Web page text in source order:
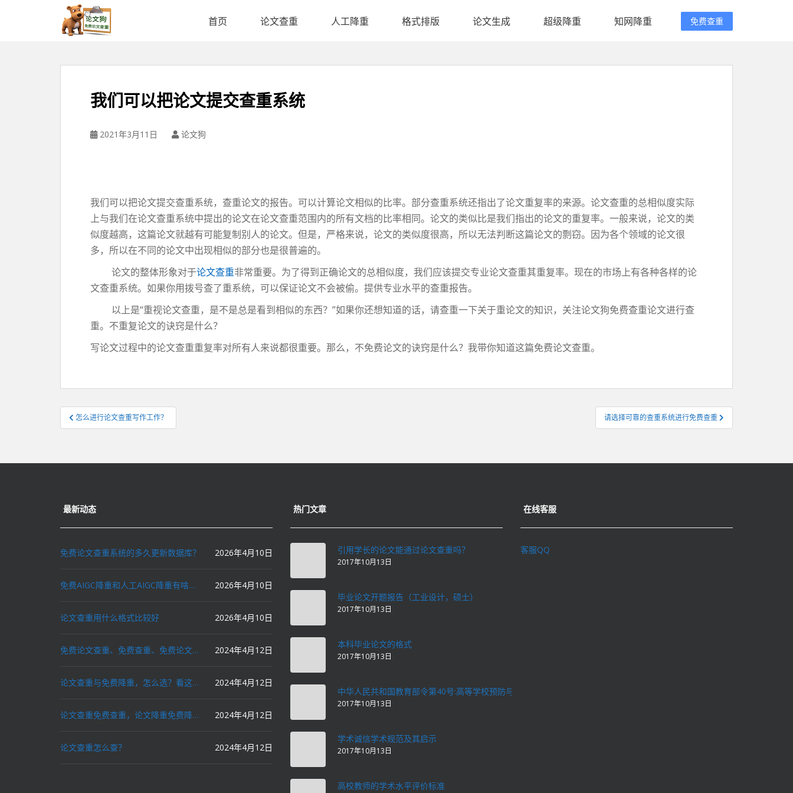
首页 论文查重 人工降重 格式排版 论文生成 超级降重 知网降重 免费查重
我们可以把论文提交查重系统
2021年3月11日 论文狗
我们可以把论文提交查重系统，查重论文的报告。可以计算论文相似的比率。部分查重系统还指出了论文重复率的来源。论文查重的总相似度实际
上与我们在论文查重系统中提出的论文在论文查重范围内的所有文档的比率相同。论文的类似比是我们指出的论文的重复率。一般来说，论文的类
似度越高，这篇论文就越有可能复制别人的论文。但是，严格来说，论文的类似度很高，所以无法判断这篇论文的剽窃。因为各个领域的论文很
多，所以在不同的论文中出现相似的部分也是很普遍的。
论文的整体形象对于论文查重非常重要。为了得到正确论文的总相似度，我们应该提交专业论文查重其重复率。现在的市场上有各种各样的论
文查重系统。如果你用拨号查了重系统，可以保证论文不会被偷。提供专业水平的查重报告。
以上是“重视论文查重，是不是总是看到相似的东西？”如果你还想知道的话，请查重一下关于重论文的知识，关注论文狗免费查重论文进行查
重。不重复论文的诀窍是什么？
写论文过程中的论文查重重复率对所有人来说都很重要。那么，不免费论文的诀窍是什么？我带你知道这篇免费论文查重。
文
章
航
怎么进行论文查重写作工作？ 请选择可靠的查重系统进行免费查重
最新动态
免费论文查重系统的多久更新数据库？ 2026年4月10日
免费AIGC降重和人工AIGC降重有啥区别？ 2026年4月10日
论文查重用什么格式比较好 2026年4月10日
免费论文查重、免费查重、免费论文降重、免费降重、智能降重、一键降重、降低AIGC写作率、AI写论文，这些名词你了解吗？ 2024年4月12日
论文查重与免费降重，怎么选？看这里就对了！ 2024年4月12日
论文查重免费查重，论文降重免费降重，机器降重，人工降重，降低AIGC写作率，ai写论文，都要选论文狗和paperdog以及文思慧达！ 2024年4月12日
论文查重怎么查？ 2024年4月12日
热门文章
引用学长的论文能通过论文查重吗？
2017年10月13日
毕业论文开题报告（工业设计，硕士）
2017年10月13日
本科毕业论文的格式
2017年10月13日
中华人民共和国教育部令第40号:高等学校预防与处理学术不端行为办法
2017年10月13日
学术诚信学术规范及其启示
2017年10月13日
高校教师的学术水平评价标准
在线客服
客服QQ